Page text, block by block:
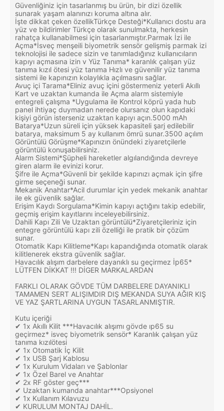
Güvenliğiniz için tasarlanmış bu ürün, bir dizi özellik
sunarak yaşam alanınızı koruma altına alır.
İşte dikkat çeken özellikTürkçe Desteği*Kullanıcı dostu ara
yüz ve bildirimler Türkçe olarak sunulmakta, herkesin
rahatça kullanabilmesi için tasarlanmıştır.Parmak İzi ile
Açma*İsveç menşeili biyometrik sensör gelişmiş parmak izi
teknolojisi ile sadece sizin ve tanımladığınız kullanıcıların
kapıyı açmasına izin v Yüz Tanıma* karanlık çalışan yüz
tanıma kızıl ötesi yüz tanıma Hızlı ve güvenilir yüz tanıma
sistemi ile kapınızın kolaylıkla açılmasını sağlar.
Avuç içi Tarama*Eliniz avuç içini göstermeniz yeterli Akıllı
Kart ve uzaktan kumanda ile Açma alarm sistemiyle
entegreli çalışma *Uygulama ile Kontrol köprü yada hub
panel ihtiyaç duymadan nerede olursanız olun kapıdaki
kişiyi görün isterseniz uzaktan kapıyı açın.5000 mAh
Batarya*Uzun süreli için yüksek kapasiteli şarj edilebilir
batarya, maksimum 5 ay kullanım ömrü sunar.3500 açılım
Görüntülü Görüşme*Kapınızın önündeki ziyaretçilerle
görüntülü konuşabilirsiniz.
Alarm Sistemi*Şüpheli hareketler algılandığında devreye
giren alarm ile evinizi korur.
Şifre ile Açma*Güvenli bir şekilde kapınızı açmak için şifre
girme seçeneği sunar.
Mekanik Anahtar*Acil durumlar için yedek mekanik anahtar
ile ek güvenlik sağlar.
Erişim Kaydı Sorgulama*Kimin kapıyı açtığını takip edebilir,
geçmiş erişim kayıtlarını inceleyebilirsiniz.
Dahili Kapı Zili Ve Uzaktan görüntülü*Ziyaretçileriniz için
entegre görüntülü kapı zili özelliği ile pratik bir çözüm
sunar.
Otomatik Kapı Kilitleme*Kapı kapandığında otomatik olarak
kilitlenerek ekstra güvenlik sağlar.
Havacılık alışım darbelere dayanıklı su geçirmez İp65*
LÜTFEN DİKKAT !!! DİGER MARKALARDAN
FARKLI OLARAK GÖVDE TÜM DARBELERE DAYANIKLI
TAMAMEN SERT ALIŞIMDIR DIŞ MEKANDA SUYA AĞIR KIŞ
VE YAZ ŞARTLARINA UYGUN TASARLANMIŞTIR.
Kutu içeriği
✔ 1x Akıllı Kilit ***Havacılık alışımı gövde ıp65 su
geçirmez* isveç biyometrik sensör* Karanlık çalışan yüz
tanıma kızılötesi
✔ 1x Otomatik İç Kilit
✔ 1x USB Şarj Kablosu
✔ 1x Kurulum Vidaları ve Şablonlar
✔ 1x Özel Barel ve Anahtar
✔ 2x RF göster geç***
✔ Uzaktan kumanda anahtar***Opsiyonel
✔ 1x Kullanım Kılavuzu
✔ KURULUM MONTAJ DAHİL.